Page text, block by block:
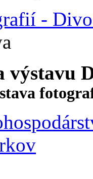
-
výstavu